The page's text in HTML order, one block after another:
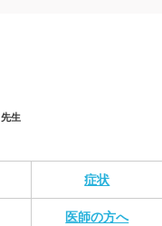
先生
症状
医師の方へ